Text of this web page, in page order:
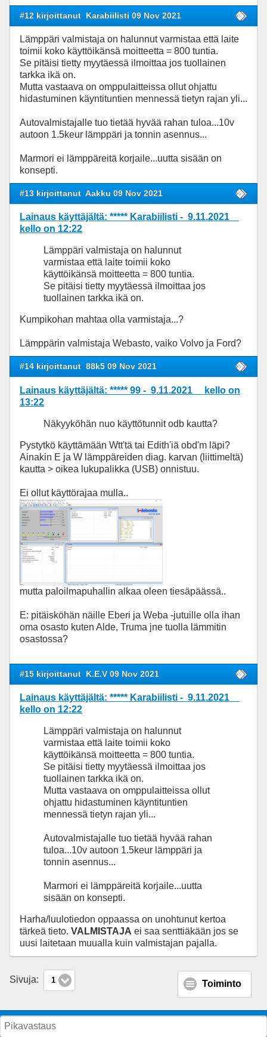
#12 kirjoittanut Karabiilisti 09 Nov 2021
Lämppäri valmistaja on halunnut varmistaa että laite
toimii koko käyttöikänsä moitteetta = 800 tuntia.
Se pitäisi tietty myytäessä ilmoittaa jos tuollainen
tarkka ikä on.
Mutta vastaava on omppulaitteissa ollut ohjattu
hidastuminen käyntituntien mennessä tietyn rajan yli...
Autovalmistajalle tuo tietää hyvää rahan tuloa...10v
autoon 1.5keur lämppäri ja tonnin asennus...
Marmori ei lämppäreitä korjaile...uutta sisään on
konsepti.
#13 kirjoittanut Aakku 09 Nov 2021
Lainaus käyttäjältä: ***** Karabiilisti - 9.11.2021
kello on 12:22
Lämppäri valmistaja on halunnut
varmistaa että laite toimii koko
käyttöikänsä moitteetta = 800 tuntia.
Se pitäisi tietty myytäessä ilmoittaa jos
tuollainen tarkka ikä on.
Kumpikohan mahtaa olla varmistaja...?
Lämppärin valmistaja Webasto, vaiko Volvo ja Ford?
#14 kirjoittanut 88k5 09 Nov 2021
Lainaus käyttäjältä: ***** 99 - 9.11.2021 kello on
13:22
Näkyyköhän nuo käyttötunnit odb kautta?
Pystytkö käyttämään Wtt'tä tai Edith'iä obd'm läpi?
Ainakin E ja W lämppäreiden diag. karvan (liittimeltä)
kautta > oikea lukupalikka (USB) onnistuu.
Ei ollut käyttörajaa mulla..
mutta paloilmapuhallin alkaa oleen tiesäpäässä..
E: pitäisköhän näille Eberi ja Weba -jutuille olla ihan
oma osasto kuten Alde, Truma jne tuolla lämmitin
osastossa?
#15 kirjoittanut K.E.V 09 Nov 2021
Lainaus käyttäjältä: ***** Karabiilisti - 9.11.2021
kello on 12:22
Lämppäri valmistaja on halunnut
varmistaa että laite toimii koko
käyttöikänsä moitteetta = 800 tuntia.
Se pitäisi tietty myytäessä ilmoittaa jos
tuollainen tarkka ikä on.
Mutta vastaava on omppulaitteissa ollut
ohjattu hidastuminen käyntituntien
mennessä tietyn rajan yli...
Autovalmistajalle tuo tietää hyvää rahan
tuloa...10v autoon 1.5keur lämppäri ja
tonnin asennus...
Marmori ei lämppäreitä korjaile...uutta
sisään on konsepti.
Harha/luulotiedon oppaassa on unohtunut kertoa
tärkeä tieto. VALMISTAJA ei saa senttiäkään jos se
uusi laitetaan muualla kuin valmistajan pajalla.
Sivuja: 1 Toiminto